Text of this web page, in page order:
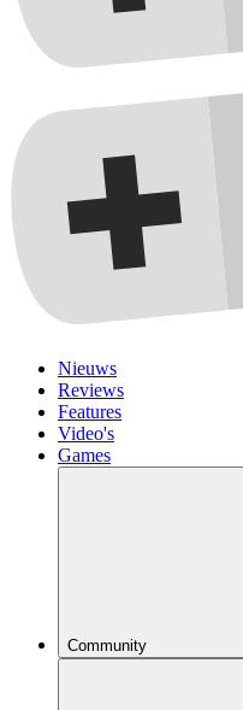
Nieuws
Reviews
Features
Video's
Games
Community